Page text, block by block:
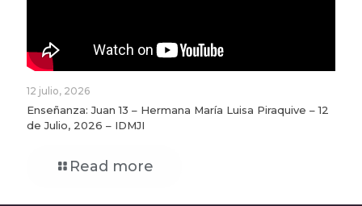
12 julio, 2026
Enseñanza: Juan 13 – Hermana María Luisa Piraquive – 12
de Julio, 2026 – IDMJI
Read more